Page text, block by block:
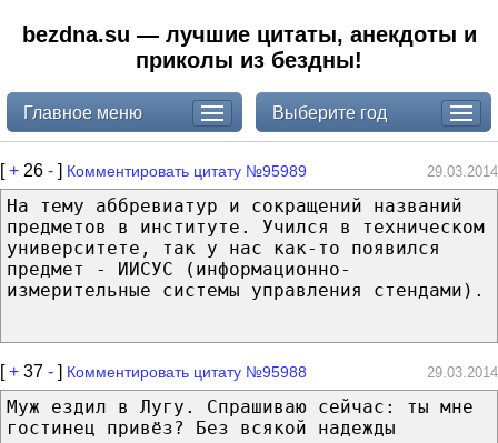
bezdna.su — лучшие цитаты, анекдоты и
приколы из бездны!
Главное меню Выберите год
[+ 26 - ] Комментировать цитату №95989 29.03.2014
На тему аббревиатур и сокращений названий
предметов в институте. Учился в техническом
университете, так у нас как-то появился
предмет - ИИСУС (информационно-
измерительные системы управления стендами).
[+ 37 - ] Комментировать цитату №95988 29.03.2014
Муж ездил в Лугу. Спрашиваю сейчас: ты мне
гостинец привёз? Без всякой надежды